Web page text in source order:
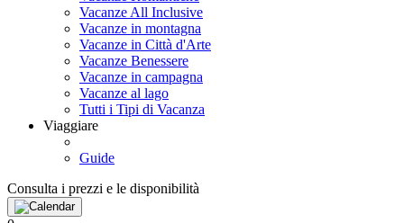
Vacanze All Inclusive
Vacanze in montagna
Vacanze in Città d'Arte
Vacanze Benessere
Vacanze in campagna
Vacanze al lago
Tutti i Tipi di Vacanza
Viaggiare
Guide
Consulta i prezzi e le disponibilità